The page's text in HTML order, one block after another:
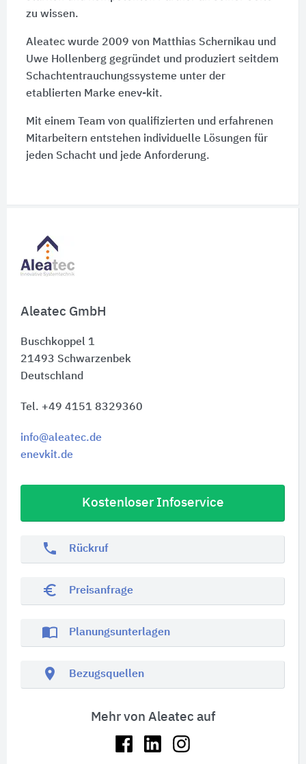
Aleatec GmbH
Buschkoppel 1
21493 Schwarzenbek
Deutschland
Tel. +49 4151 8329360
info@aleatec.de
enevkit.de
Kostenloser Infoservice
phone Rückruf
euro_symbol Preisanfrage
import_contacts Planungsunterlagen
location_on Bezugsquellen
Mehr von Aleatec auf
zu wissen.
Aleatec wurde 2009 von Matthias Schernikau und
Uwe Hollenberg gegründet und produziert seitdem
Schachtentrauchungssysteme unter der
etablierten Marke enev-kit.
Mit einem Team von qualifizierten und erfahrenen
Mitarbeitern entstehen individuelle Lösungen für
jeden Schacht und jede Anforderung.
Schnelleinstiege